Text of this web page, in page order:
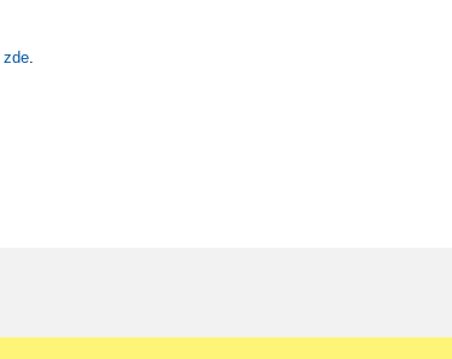
zde